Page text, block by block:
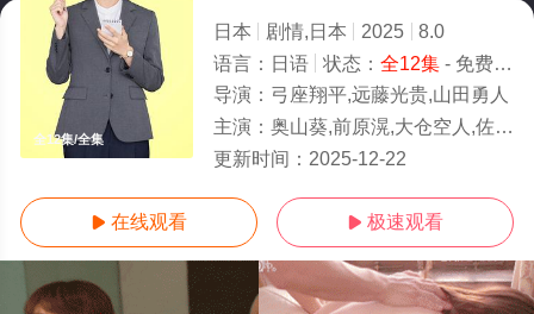
全12集/全集
日本 剧情,日本 2025
8.0
语言： 日语 状态： 全12集- 免费在线观看
导演： 弓座翔平,远藤光贵,山田勇人
主演： 奥山葵,前原滉,大仓空人,佐藤友祐,永冈佑,夙川与务,泷川英次
更新时间： 2025-12-22
 在线观看  极速观看